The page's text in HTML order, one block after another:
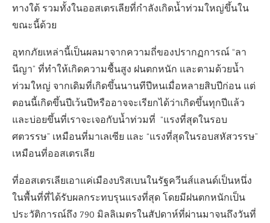
ทางใต้ รวมทั้งในออสเตรเลียที่กำลังเกิดน้ำท่วมใหญ่ขึ้นใน
ขณะนี้ด้วย
อุทกภัยเหล่านี้เป็นผลมาจากความถี่ของปรากฏการณ์ “ลา
นีญา” ที่ทำให้เกิดความชื้นสูง ฝนตกหนัก และตามด้วยน้ำ
ท่วมใหญ่ จากเดิมที่เกิดขึ้นนานทีปีหนเมื่อหลายสิบปีก่อน แต่
ตอนนี้เกิดขึ้นปีเว้นปีหรืออาจจะเรียกได้ว่าเกิดขึ้นทุกปีแล้ว
และบ่อยขึ้นที่เราจะเจอกับน้ำท่วมที่ “แรงที่สุดในรอบ
ศตวรรษ” เหมือนที่มาเลเซีย และ “แรงที่สุดในรอบสหัสวรรษ”
เหมือนที่ออสเตรเลีย
ที่ออสเตรเลียเอาแค่เมืองบริสเบนในรัฐควีนส์แลนด์เป็นหนึ่ง
ในพื้นที่ที่ได้รับผลกระทบรุนแรงที่สุด โดยมีฝนตกหนักเป็น
ประวัติการณ์ถึง 790 มิลลิเมตรในสัปดาห์ที่ผ่านมาจนถึงวันที่